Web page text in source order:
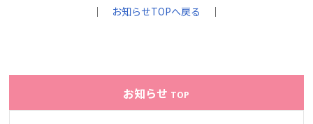
｜ お知らせTOPへ戻る ｜
お知らせ TOP